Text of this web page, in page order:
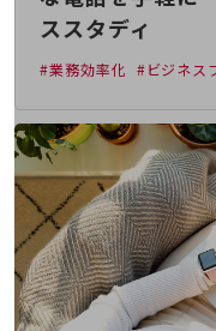
運輸業
建設業
地域産業
その他の業界はこちら
ゲーム感覚で見つける
ビジネスお悩み診断
NTTドコモビジネス
オンラインショップ
モバイル・ICTサービスをオン
相談・申し込みができるバー
ススタディ
#業務効率化 #ビジネス